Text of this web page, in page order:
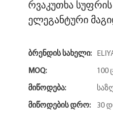
რვაკუთხა
ელეგანტური
Ბრენდის Სახელი:
MOQ: 100
Მიწოდება:
Მიწოდების Დრო: 30